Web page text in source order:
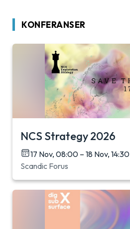
KONFERANSER
NCS Strategy 2026
17 Nov, 08:00 – 18 Nov, 14:30
Scandic Forus